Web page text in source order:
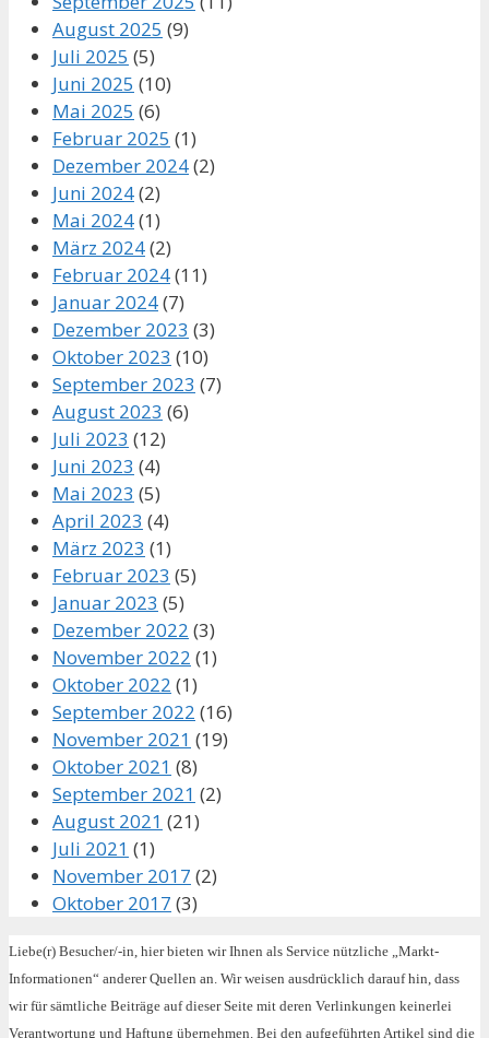
August 2025 (9)
Juli 2025 (5)
Juni 2025 (10)
Mai 2025 (6)
Februar 2025 (1)
Dezember 2024(2)
Juni 2024(2)
Mai 2024(1)
März 2024(2)
Februar 2024(11)
Januar 2024(7)
Dezember 2023 (3)
Oktober 2023 (10)
September 2023 (7)
August 2023 (6)
Juli 2023 (12)
Juni 2023 (4)
Mai 2023 (5)
April 2023 (4)
März 2023 (1)
Februar 2023 (5)
Januar 2023 (5)
Dezember 2022 (3)
November 2022 (1)
Oktober 2022 (1)
September 2022 (16)
November 2021 (19)
Oktober 2021 (8)
September 2021 (2)
August 2021 (21)
Juli 2021 (1)
November 2017 (2)
Oktober 2017 (3)
Liebe(r) Besucher/-in, hier bieten wir Ihnen als Service nützliche „Markt-
Informationen“ anderer Quellen an. Wir weisen ausdrücklich darauf hin, dass
wir für sämtliche Beiträge auf dieser Seite mit deren Verlinkungen keinerlei
Verantwortung und Haftung übernehmen. Bei den aufgeführten Artikel sind die